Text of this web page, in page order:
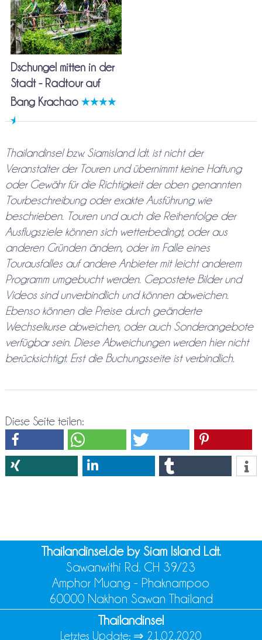
Dschungel mitten in der
Stadt - Radtour auf
Bang Krachao
Thailandinsel bzw. Siamisland ldt. ist nicht der
Veranstalter der Touren und übernimmt keine Haftung
oder Gewähr für die Richtigkeit der oben genannten
Tourbeschreibung oder exakte Ausführung wie
beschrieben. Touren und auch die Reihenfolge der
Ausflugsziele können sich wetterbedingt, oder aus
anderen Gründen ändern, oder im Falle eines
Tourausfalles auf andere Anbieter mit leicht anderem
Programm umgebucht werden. Gepostete Bilder und
Videos sind unverbindlich und können abweichen.
Ebenso können die Preise durch geänderte
Wechselkurse abweichen, oder auch Sonderangebote
verfügbar sein. Diese Abweichungen werden hier nicht
berücksichtigt. Erst die Buchungsseite ist verbindlich.
Diese Seite teilen:
Thailandinsel.de by Siam Island Ldt.
Sawanwithi Rd. CH 39/23
Amphor Muang - Phaknampoo
60000 Nakhon Sawan Thailand
Thailandinsel
Letztes Update: ⇒ 21.02.2020